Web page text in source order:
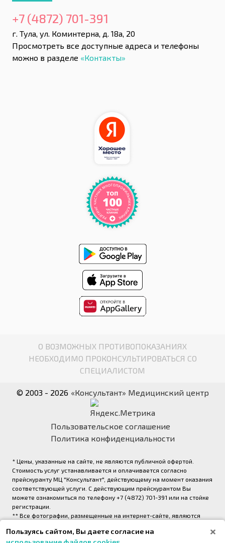
+7 (4872) 701-391
г. Тула, ул. Коминтерна, д. 18а, 20
Просмотреть все доступные адреса и телефоны
можно в разделе «Контакты»
О ВОЗМОЖНЫХ ПРОТИВОПОКАЗАНИЯХ
НЕОБХОДИМО ПРОКОНСУЛЬТИРОВАТЬСЯ СО
СПЕЦИАЛИСТОМ
© 2003 - 2026 «Консультант» Медицинский центр
Пользовательское соглашение
Политика конфиденциальности
* Цены, указанные на сайте, не являются публичной офертой.
Стоимость услуг устанавливается и оплачивается согласно
прейскуранту МЦ "Консультант", действующему на момент оказания
соответствующей услуги. С действующим прейскурантом Вы
можете ознакомиться по телефону +7 (4872) 701-391 или на стойке
регистрации.
** Все фотографии, размещенные на интернет-сайте, являются
«Консультант» (правообладатель ООО «Медрейд»)
Пользуясь сайтом, Вы даете согласие на